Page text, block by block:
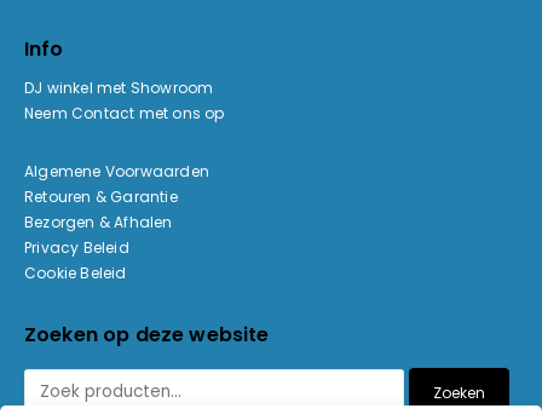
Info
DJ winkel met Showroom
Neem Contact met ons op
Algemene Voorwaarden
Retouren & Garantie
Bezorgen & Afhalen
Privacy Beleid
Cookie Beleid
Zoeken op deze website
Zoeken